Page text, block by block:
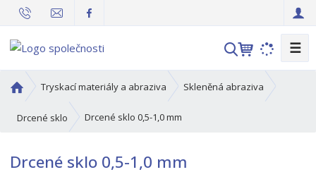
V
h
☰
v
o
í
Tryskací materiály a abraziva Skleněná abraziva
Drcené sklo Drcené sklo 0,5-1,0 mm
Drcené sklo 0,5-1,0 mm